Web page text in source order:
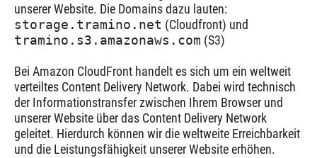
unserer Website. Die Domains dazu lauten:
storage.tramino.net (Cloudfront) und
tramino.s3.amazonaws.com (S3)
Bei Amazon CloudFront handelt es sich um ein weltweit
verteiltes Content Delivery Network. Dabei wird technisch
der Informationstransfer zwischen Ihrem Browser und
unserer Website über das Content Delivery Network
geleitet. Hierdurch können wir die weltweite Erreichbarkeit
und die Leistungsfähigkeit unserer Website erhöhen.